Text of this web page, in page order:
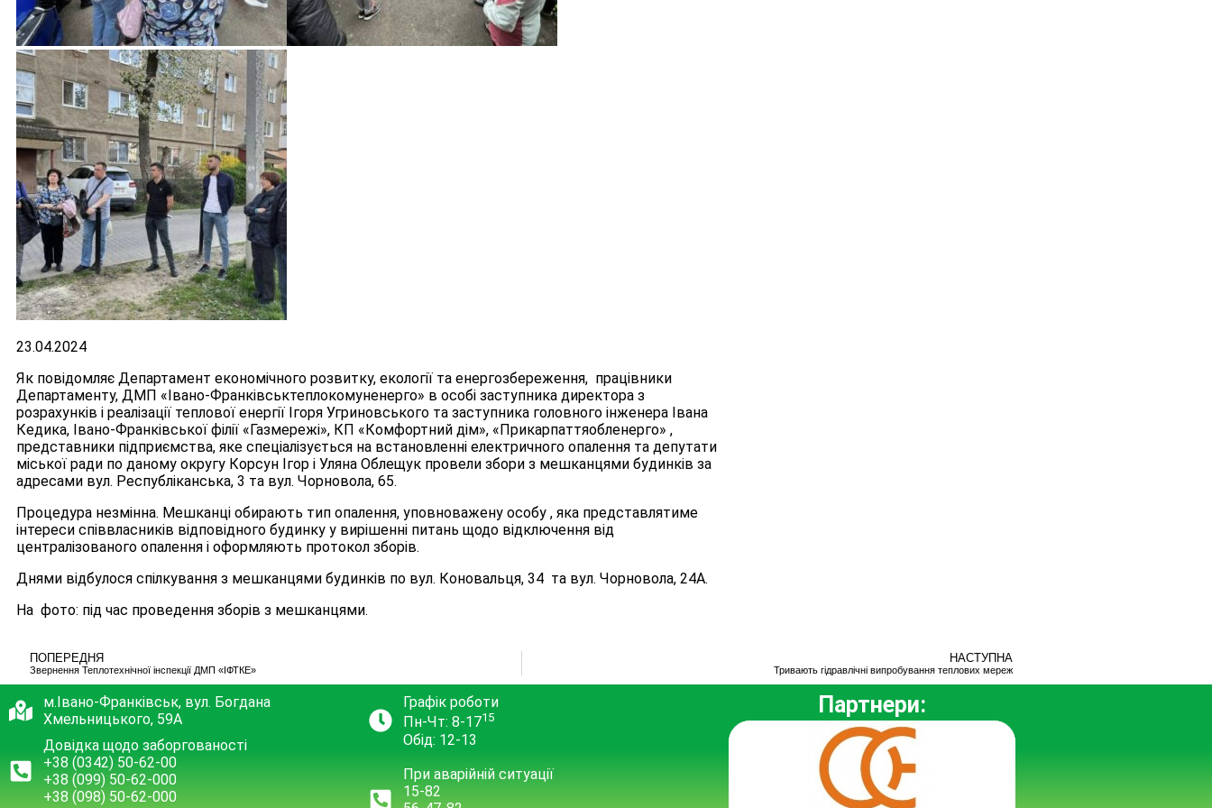
23.04.2024
Як повідомляє Департамент економічного розвитку, екології та енергозбереження, працівники
Департаменту, ДМП «Івано-Франківськтеплокомуненерго» в особі заступника директора з
розрахунків і реалізації теплової енергії Ігоря Угриновського та заступника головного інженера Івана
Кедика, Івано-Франківської філії «Газмережі», КП «Комфортний дім», «Прикарпаттяобленерго» ,
представники підприємства, яке спеціалізується на встановленні електричного опалення та депутати
міської ради по даному округу Корсун Ігор і Уляна Облещук провели збори з мешканцями будинків за
адресами вул. Республіканська, 3 та вул. Чорновола, 65.
Процедура незмінна. Мешканці обирають тип опалення, уповноважену особу , яка представлятиме
інтереси співвласників відповідного будинку у вирішенні питань щодо відключення від
централізованого опалення і оформляють протокол зборів.
Днями відбулося спілкування з мешканцями будинків по вул. Коновальця, 34 та вул. Чорновола, 24А.
На фото: під час проведення зборів з мешканцями.
ПОПЕРЕДНЯ
Звернення Теплотехнічної інспекції ДМП «ІФТКЕ»
НАСТУПНА
Тривають гідравлічні випробування теплових мереж
м.Івано-Франківськ, вул. Богдана
Хмельницького, 59А
Довідка щодо заборгованості
+38 (0342) 50-62-00
+38 (099) 50-62-000
+38 (098) 50-62-000
Графік роботи
Пн-Чт: 8-1715
Обід: 12-13
При аварійній ситуації
15-82
Партнери: